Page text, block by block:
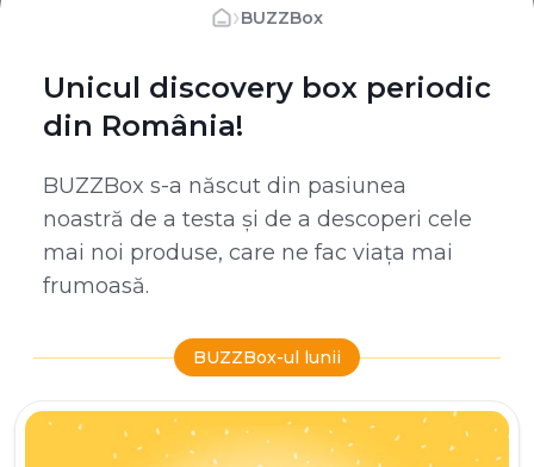
›BUZZBox
Unicul discovery box periodic
din România!
BUZZBox s-a născut din pasiunea
noastră de a testa și de a descoperi cele
mai noi produse, care ne fac viața mai
frumoasă.
BUZZBox-ul lunii